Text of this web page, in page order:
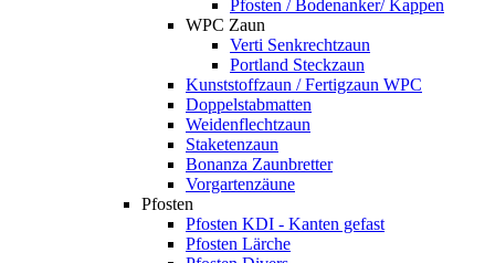
Pfosten / Bodenanker/ Kappen
WPC Zaun
Verti Senkrechtzaun
Portland Steckzaun
Kunststoffzaun / Fertigzaun WPC
Doppelstabmatten
Weidenflechtzaun
Staketenzaun
Bonanza Zaunbretter
Vorgartenzäune
Pfosten
Pfosten KDI - Kanten gefast
Pfosten Lärche